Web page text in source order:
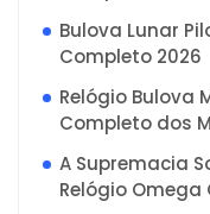
Bulova Lunar
Completo 2026
Relógio Bulova
Completo dos
A Supremacia
Relógio